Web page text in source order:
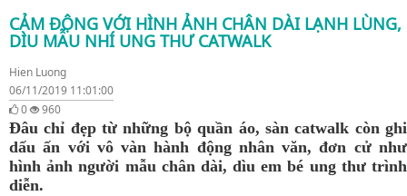
CẢM ĐỘNG VỚI HÌNH ẢNH CHÂN DÀI LẠNH LÙNG,
DÌU MẪU NHÍ UNG THƯ CATWALK
Hien Luong
06/11/2019 11:01:00
0
960
Đâu chỉ đẹp từ những bộ quần áo, sàn catwalk còn ghi
dấu ấn với vô vàn hành động nhân văn, đơn cử như
hình ảnh người mẫu chân dài, dìu em bé ung thư trình
diễn.